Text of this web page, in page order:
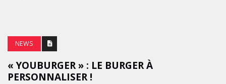
NEWS
« YOUBURGER » : LE BURGER À
PERSONNALISER !